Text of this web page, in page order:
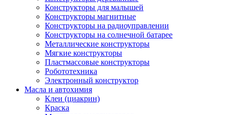
Конструкторы для малышей
Конструкторы магнитные
Конструкторы на радиоуправлении
Конструкторы на солнечной батарее
Металлические конструкторы
Мягкие конструкторы
Пластмассовые конструкторы
Робототехника
Электронный конструктор
Масла и автохимия
Клеи (циакрин)
Краска